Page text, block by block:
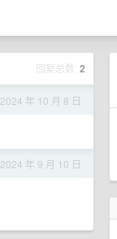
回复总数 2
2024 年 10 月 8 日
2024 年 9 月 10 日